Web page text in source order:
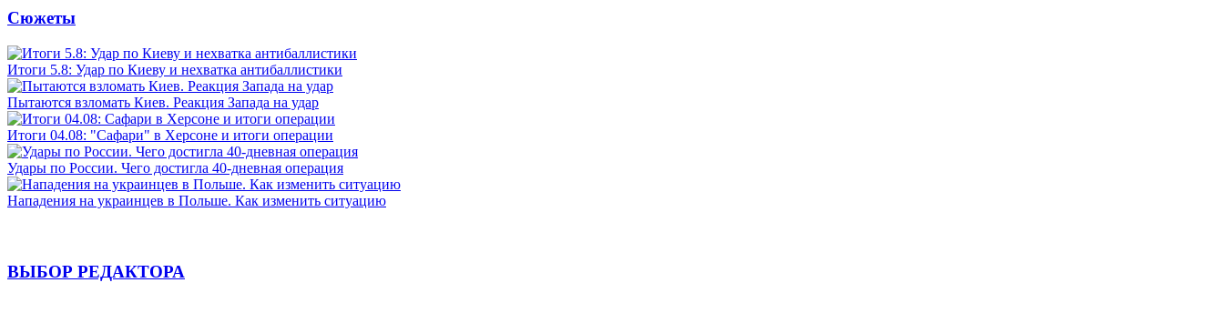
Сюжеты
Итоги 5.8: Удар по Киеву и нехватка антибаллистики
Пытаются взломать Киев. Реакция Запада на удар
Итоги 04.08: "Сафари" в Херсоне и итоги операции
Удары по России. Чего достигла 40-дневная операция
Нападения на украинцев в Польше. Как изменить ситуацию
ВЫБОР РЕДАКТОРА